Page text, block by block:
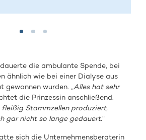
die ambulante Spende, bei
ähnlich wie bei einer Dialyse aus
gewonnen wurden. „Alles hat sehr
die Prinzessin anschließend.
Stammzellen produziert,
gar nicht so lange gedauert.“
sich die Unternehmensberaterin